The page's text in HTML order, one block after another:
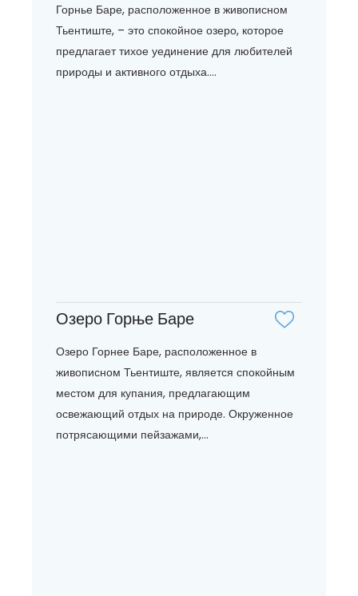
Горнье Баре, расположенное в живописном
Тьентиште, – это спокойное озеро, которое
предлагает тихое уединение для любителей
природы и активного отдыха....
Озеро Горње Баре
Озеро Горнее Баре, расположенное в
живописном Тьентиште, является спокойным
местом для купания, предлагающим
освежающий отдых на природе. Окруженное
потрясающими пейзажами,...